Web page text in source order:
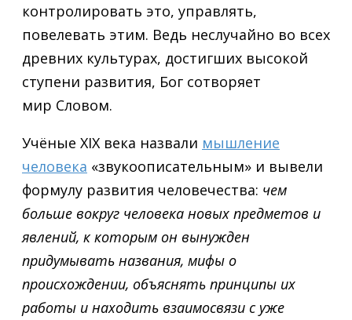
контролировать это, управлять,
повелевать этим. Ведь неслучайно во всех
древних культурах, достигших высокой
ступени развития, Бог сотворяет
мир Словом.
Учёные XIX века назвали мышление
человека «звукоописательным» и вывели
формулу развития человечества: чем
больше вокруг человека новых предметов и
явлений, к которым он вынужден
придумывать названия, мифы о
происхождении, объяснять принципы их
работы и находить взаимосвязи с уже